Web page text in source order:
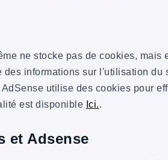
ne stocke pas de cookies,
informations sur l'utilisation du
AdSense utilise des cookies pour
est disponible Ici..
et Adsense